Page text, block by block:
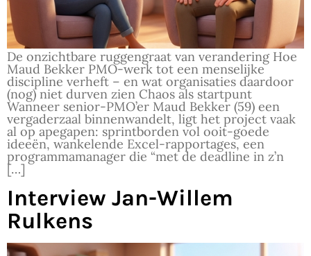
De onzichtbare ruggengraat van verandering Hoe
Maud Bekker PMO-werk tot een menselijke
discipline verheft – en wat organisaties daardoor
(nog) niet durven zien Chaos als startpunt
Wanneer senior-PMO’er Maud Bekker (59) een
vergaderzaal binnenwandelt, ligt het project vaak
al op apegapen: sprintborden vol ooit-goede
ideeën, wankelende Excel-rapportages, een
programmamanager die “met de deadline in z’n
[…]
Interview Jan-Willem
Rulkens